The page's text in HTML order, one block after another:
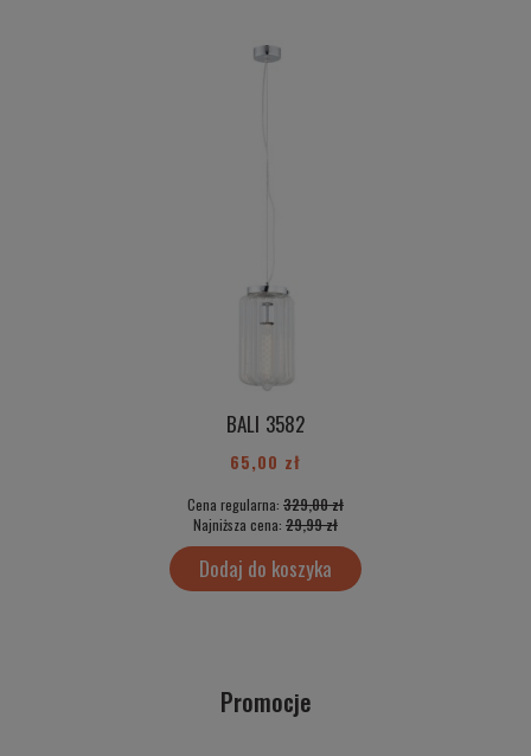
BALI 3582
65,00 zł
Cena regularna: 329,00 zł
Najniższa cena: 29,99 zł
Dodaj do koszyka
Promocje